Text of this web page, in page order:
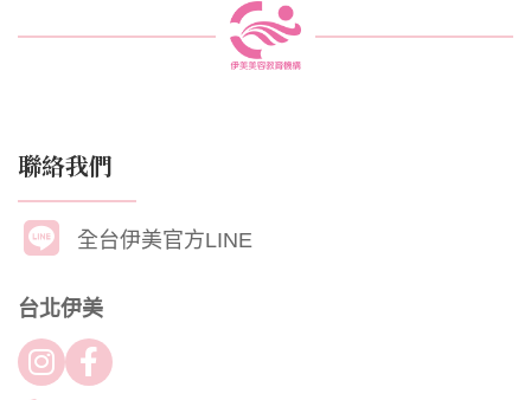
聯絡我們
全台伊美官方LINE
台北伊美